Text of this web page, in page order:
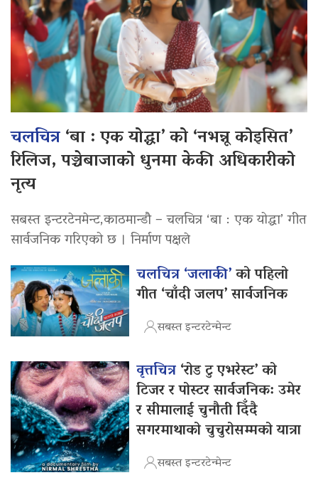
चलचित्र‘बा : एक योद्धा’ को ‘नभन्नू कोइसित’
रिलिज, पञ्चेबाजाको धुनमा केकी अधिकारीको
नृत्य
सबस्त इन्टरटेनमेन्ट,काठमान्डौ – चलचित्र ‘बा : एक योद्धा’ गीत
सार्वजनिक गरिएको छ । निर्माण पक्षले
चलचित्र ‘जलाकी’को पहिलो
गीत ‘चाँदी जलप’ सार्वजनिक
सबस्त इन्टरटेन्मेन्ट
वृत्तचित्र‘रोड टु एभरेस्ट’ को
टिजर र पोस्टर सार्वजनिक: उमेर
र सीमालाई चुनौती दिँदै
सगरमाथाको चुचुरोसम्मको यात्रा
सबस्त इन्टरटेन्मेन्ट